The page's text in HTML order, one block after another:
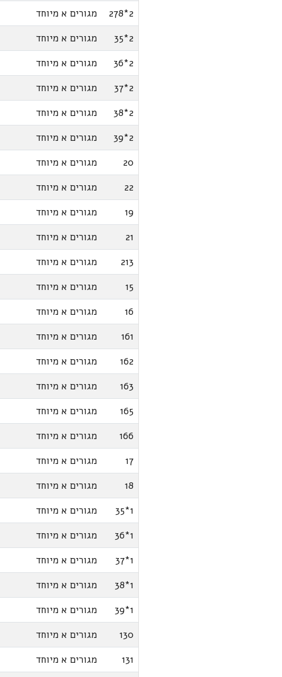
2*278
מגורים א מיוחד
2*35
מגורים א מיוחד
2*36
מגורים א מיוחד
2*37
מגורים א מיוחד
2*38
מגורים א מיוחד
2*39
מגורים א מיוחד
20
מגורים א מיוחד
22
מגורים א מיוחד
19
מגורים א מיוחד
21
מגורים א מיוחד
213
מגורים א מיוחד
15
מגורים א מיוחד
16
מגורים א מיוחד
161
מגורים א מיוחד
162
מגורים א מיוחד
163
מגורים א מיוחד
165
מגורים א מיוחד
166
מגורים א מיוחד
17
מגורים א מיוחד
18
מגורים א מיוחד
1*35
מגורים א מיוחד
1*36
מגורים א מיוחד
1*37
מגורים א מיוחד
1*38
מגורים א מיוחד
1*39
מגורים א מיוחד
130
מגורים א מיוחד
131
מגורים א מיוחד